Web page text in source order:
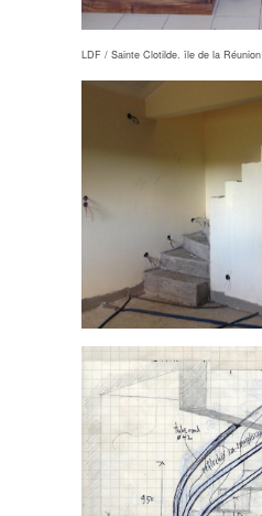
LDF / Sainte Clotilde. île de la Réunion